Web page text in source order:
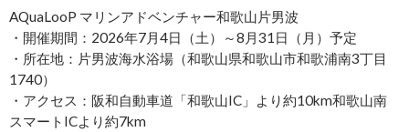
AQuaLooP マリンアドベンチャー和歌山片男波
・開催期間：2026年7月4日（土）～8月31日（月）予定
・所在地：片男波海水浴場（和歌山県和歌山市和歌浦南3丁目
1740）
・アクセス：阪和自動車道「和歌山IC」より約10km和歌山南
スマートICより約7km